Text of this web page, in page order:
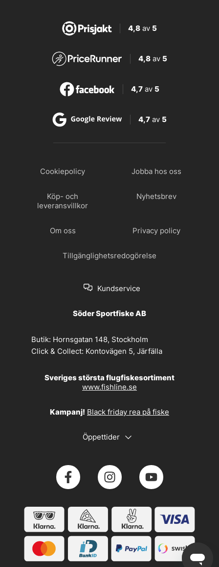
4,8av 5
4,8 av 5
4,7 av 5
4,7 av 5
Cookiepolicy Jobba hos oss
Köp- och
leveransvillkor
Nyhetsbrev
Om oss Privacy policy
Tillgänglighetsredogörelse
Kundservice
Söder Sportfiske AB
Butik: Hornsgatan 148, Stockholm
Click & Collect: Kontovägen 5, Järfälla
Sveriges största flugfiskesortiment
www.fishline.se
Kampanj! Black friday rea på fiske
Öppettider